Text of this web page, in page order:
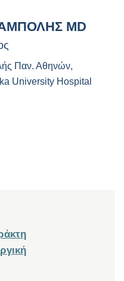
MD
Παν. Αθηνών,
University Hospital